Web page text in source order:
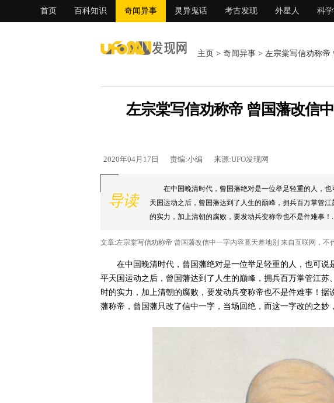
首页 百科知识 奇闻异事 灵异鬼话 考古发现 外星人 科
主页 > 奇闻异事 > 左宗棠写信劝称帝
左宗棠写信劝称帝 曾国藩改信
2020年04月17日 责编:小编 来源:UFO发现网
导读
在中国晚清时代，曾国藩绝对是一位举足轻重的人，
天国运动之后，曾国藩达到了人生的巔峰，拥兵百万掌管
的实力，加上清朝的腐败，要发动兵变称帝也不是件难事！
文章:左宗棠写信劝称帝 曾国藩改信中一字内容竟天差地别 来自互联网，不
在中国晚清时代，曾国藩绝对是一位举足轻重的人，也可说
平天国运动之后，曾国藩达到了人生的巔峰，拥兵百万掌管江苏
时的实力，加上清朝的腐败，要发动兵变称帝也不是件难事！据
藩称帝，曾国藩只改了信中一字，当场回绝，而这一字改的之妙